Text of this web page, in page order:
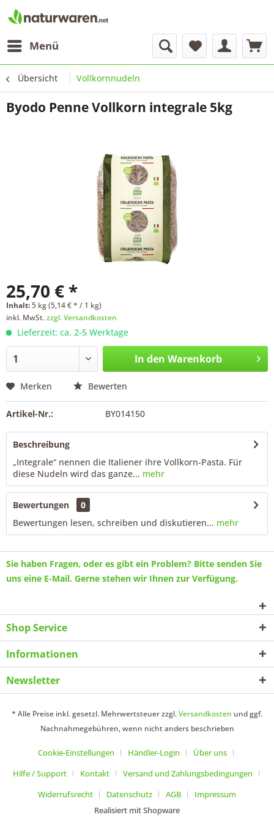
Menü
Übersicht Vollkornnudeln
Byodo Penne Vollkorn integrale 5kg
25,70 € *
Inhalt:5 kg (5,14 € * / 1 kg)
inkl. MwSt.zzgl. Versandkosten
Lieferzeit: ca. 2-5 Werktage
In den Warenkorb
Merken Bewerten
Artikel-Nr.: BY014150
Beschreibung
„Integrale“ nennen die Italiener ihre Vollkorn-Pasta. Für
diese Nudeln wird das ganze... mehr
Bewertungen
0
Bewertungen lesen, schreiben und diskutieren... mehr
Sie haben Fragen, oder es gibt ein Problem? Bitte senden Sie
uns eine E-Mail. Gerne stehen wir Ihnen zur Verfügung.
Shop Service
Informationen
Newsletter
* Alle Preise inkl. gesetzl. Mehrwertsteuer zzgl.Versandkosten und ggf.
Nachnahmegebühren, wenn nicht anders beschrieben
Cookie-Einstellungen Händler-Login
Über uns
Hilfe / Support
Kontakt
Versand und Zahlungsbedingungen
Widerrufsrecht
Datenschutz AGB
Impressum
Realisiert mit Shopware